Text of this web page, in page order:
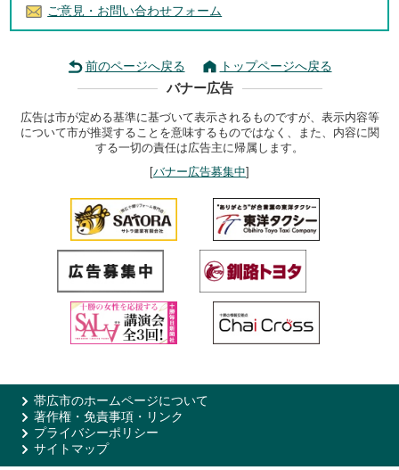
ご意見・お問い合わせフォーム
前のページへ戻る トップページへ戻る
バナー広告
広告は市が定める基準に基づいて表示されるものですが、表示内容等
について市が推奨することを意味するものではなく、また、内容に関
する一切の責任は広告主に帰属します。
[バナー広告募集中]
帯広市のホームページについて
著作権・免責事項・リンク
プライバシーポリシー
サイトマップ